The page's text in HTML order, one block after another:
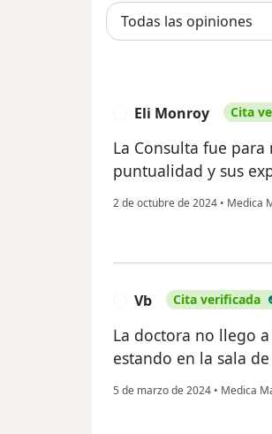
Eli Monroy Cita
La Consulta fue
puntualidad y sus
2 de octubre de 2024 • Medica
Vb Cita verificada
La doctora no llego
estando en la sala
5 de marzo de 2024 • Medica